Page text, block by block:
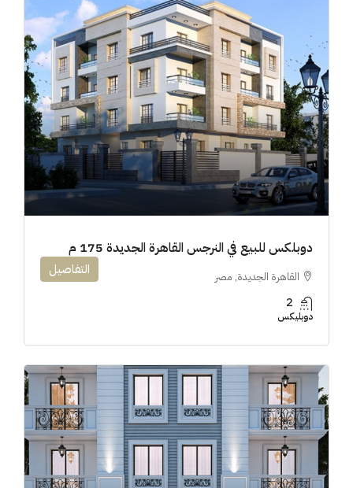
5.9M$
دوبلكس للبيع في النرجس القاهرة الجديدة 175 م
القاهرة الجديدة, مصر
2
دوبليكس
التفاصيل